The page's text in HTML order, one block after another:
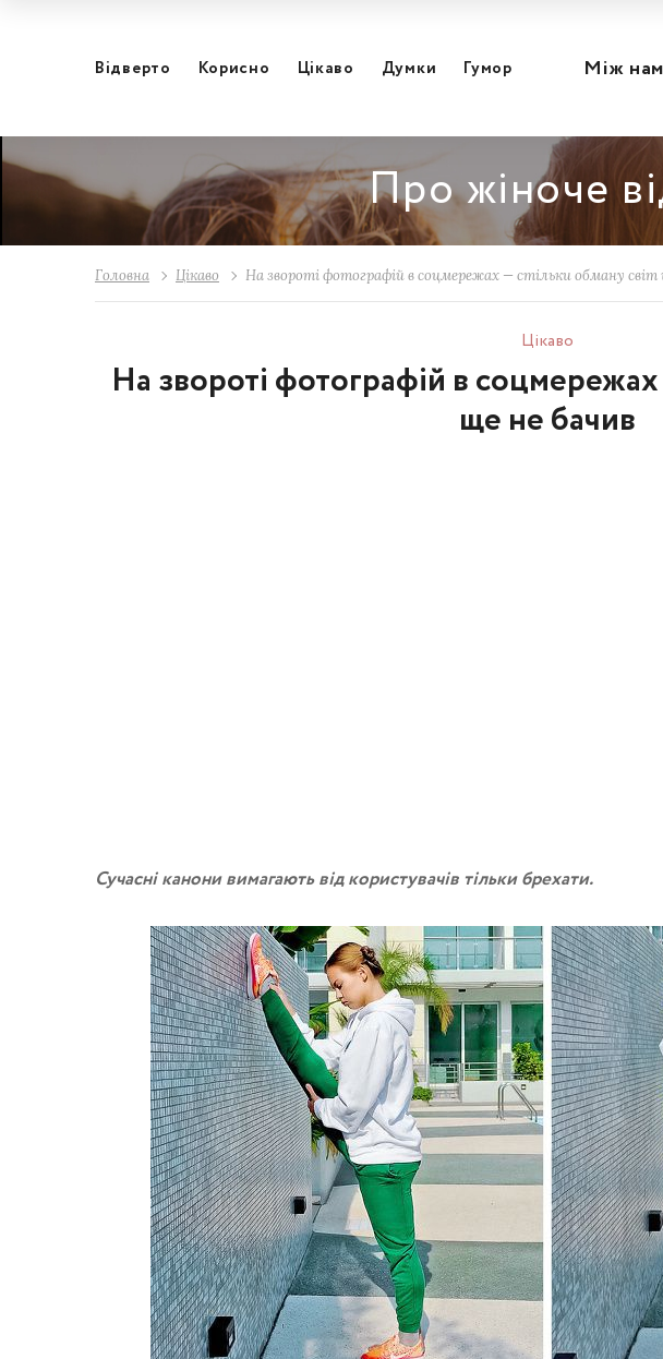
Відвертo Корисно Цікаво Думки Гумор Між
Про жіноче
Головна Цікаво На звороті фотографій в соцмережах — стільки обману світ
Цікаво
На звороті фотографій в
ще не бачив
Сучасні канони вимагають від користувачів тільки брехати.